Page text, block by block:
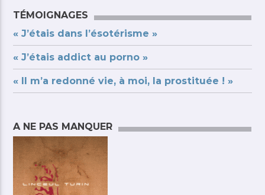
TÉMOIGNAGES
« J’étais dans l’ésotérisme »
« J’étais addict au porno »
« Il m’a redonné vie, à moi, la prostituée ! »
A NE PAS MANQUER